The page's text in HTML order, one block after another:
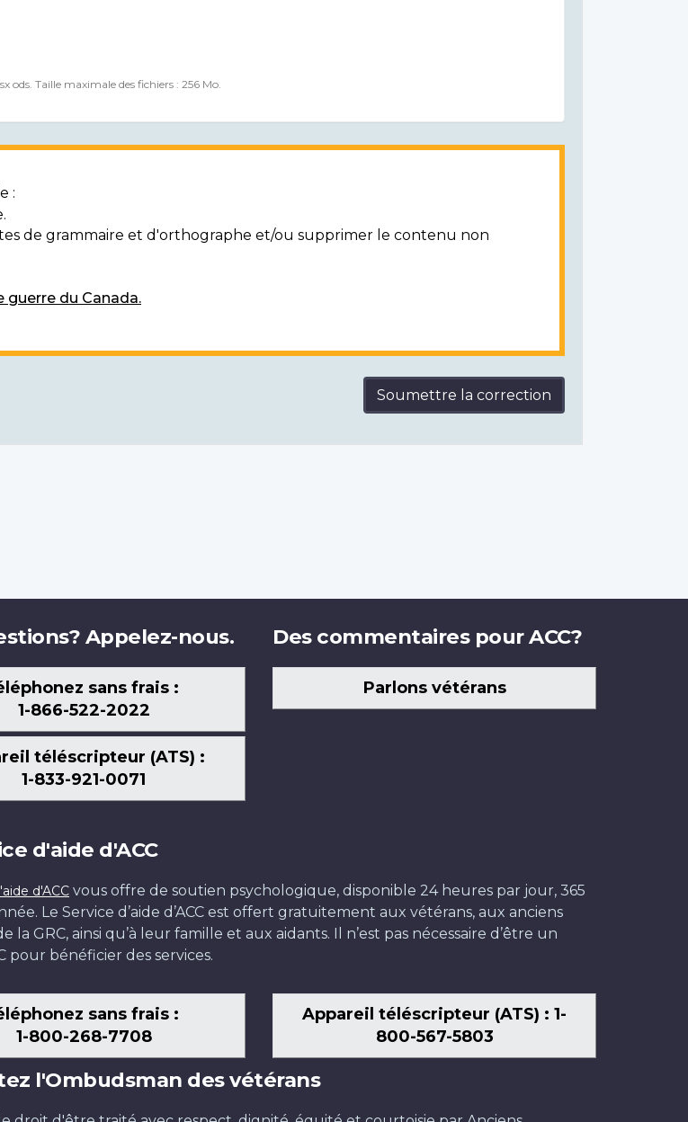
ods. Taille maximale des fichiers : 256 Mo.
:
de grammaire et d'orthographe et/ou supprimer le contenu non
guerre du Canada.
Soumettre la correction
Appelez-nous.
sans frais :
1-866-522-2022
téléscripteur (ATS) :
1-833-921-0071
Des commentaires pour ACC?
Parlons vétérans
d'aide d'ACC
d'ACC vous offre de soutien psychologique, disponible 24 heures par jour, 365
Le Service d’aide d’ACC est offert gratuitement aux vétérans, aux anciens
la GRC, ainsi qu’à leur famille et aux aidants. Il n’est pas nécessaire d’être un
pour bénéficier des services.
sans frais :
1-800-268-7708
Appareil téléscripteur (ATS) : 1-
800-567-5803
l'Ombudsman des vétérans